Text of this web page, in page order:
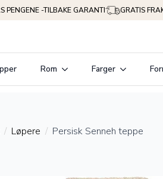
PENGENE -TILBAKE GARANTI GRATIS
Rom Farger
Løpere Persisk Senneh teppe